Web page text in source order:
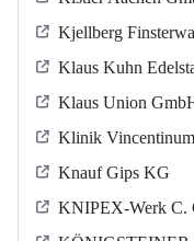
Kjellberg
Klaus Kuhn
Klaus Union
Klinik
Knauf Gips KG
KNIPEX-Werk C.